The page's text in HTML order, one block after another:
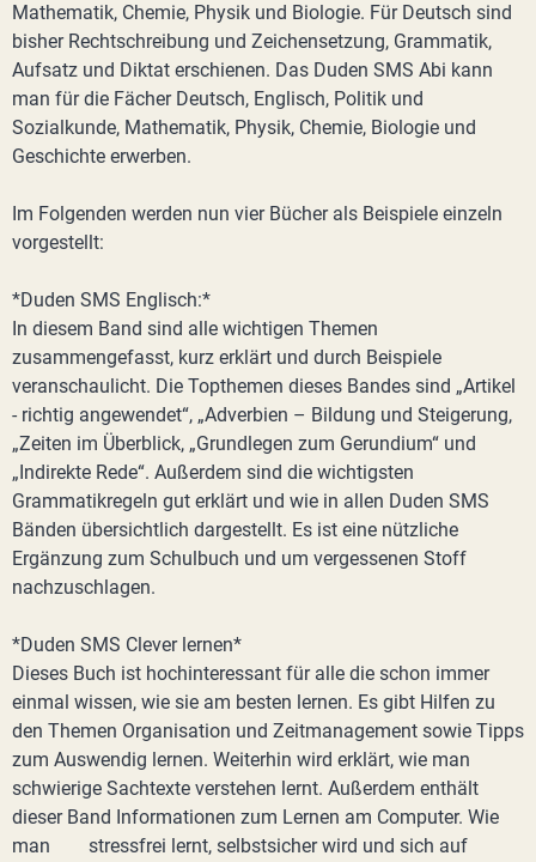
Mathematik, Chemie, Physik und Biologie. Für Deutsch sind
bisher Rechtschreibung und Zeichensetzung, Grammatik,
Aufsatz und Diktat erschienen. Das Duden SMS Abi kann
man für die Fächer Deutsch, Englisch, Politik und
Sozialkunde, Mathematik, Physik, Chemie, Biologie und
Geschichte erwerben.
Im Folgenden werden nun vier Bücher als Beispiele einzeln
vorgestellt:
*Duden SMS Englisch:*
In diesem Band sind alle wichtigen Themen
zusammengefasst, kurz erklärt und durch Beispiele
veranschaulicht. Die Topthemen dieses Bandes sind „Artikel
- richtig angewendet“, „Adverbien – Bildung und Steigerung,
„Zeiten im Überblick, „Grundlegen zum Gerundium“ und
„Indirekte Rede“. Außerdem sind die wichtigsten
Grammatikregeln gut erklärt und wie in allen Duden SMS
Bänden übersichtlich dargestellt. Es ist eine nützliche
Ergänzung zum Schulbuch und um vergessenen Stoff
nachzuschlagen.
*Duden SMS Clever lernen*
Dieses Buch ist hochinteressant für alle die schon immer
einmal wissen, wie sie am besten lernen. Es gibt Hilfen zu
den Themen Organisation und Zeitmanagement sowie Tipps
zum Auswendig lernen. Weiterhin wird erklärt, wie man
schwierige Sachtexte verstehen lernt. Außerdem enthält
dieser Band Informationen zum Lernen am Computer. Wie
man stressfrei lernt, selbstsicher wird und sich auf